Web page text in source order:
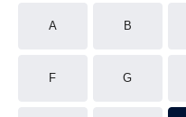
A B
F G